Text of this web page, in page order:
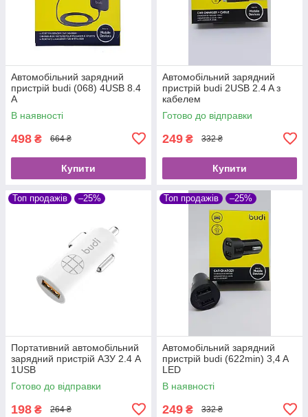
Автомобільний зарядний
пристрій budi (068) 4USB 8.4
A
В наявності
498 ₴ 664 ₴
Купити
Автомобільний зарядний
пристрій budi 2USB 2.4 A з
кабелем
Готово до відправки
249 ₴ 332 ₴
Купити
Топ продажів –25%
Портативний автомобільний
зарядний пристрій АЗУ 2.4 A
1USB
Готово до відправки
198 ₴ 264 ₴
Топ продажів –25%
Автомобільний зарядний
пристрій budi (622min) 3,4 A
LED
В наявності
249 ₴ 332 ₴